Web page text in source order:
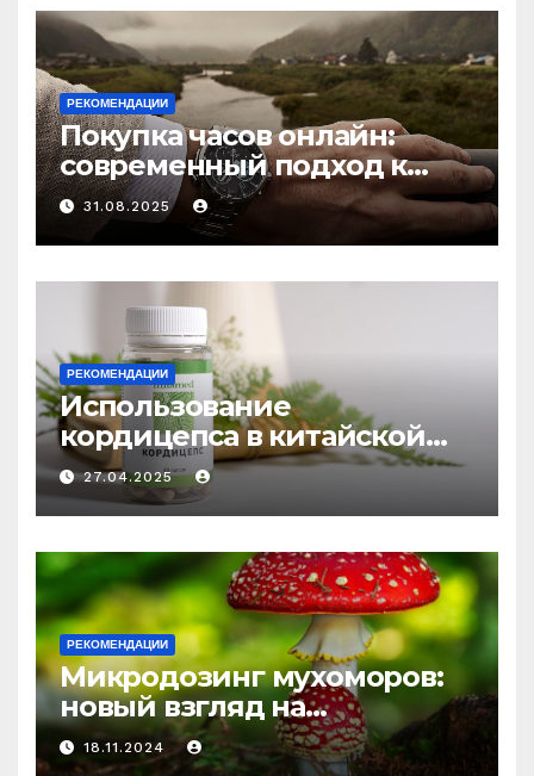
РЕКОМЕНДАЦИИ
Покупка часов онлайн:
современный подход к
выбору аксессуаров
31.08.2025
РЕКОМЕНДАЦИИ
Использование
кордицепса в китайской
медицине: природное
средство против усталости
и истощения
27.04.2025
РЕКОМЕНДАЦИИ
Микродозинг мухоморов:
новый взгляд на
психоделику
18.11.2024